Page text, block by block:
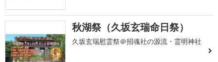
秋湖祭（久坂玄瑞命日祭）
久坂玄瑞慰霊祭＠招魂社の源流・霊明神社